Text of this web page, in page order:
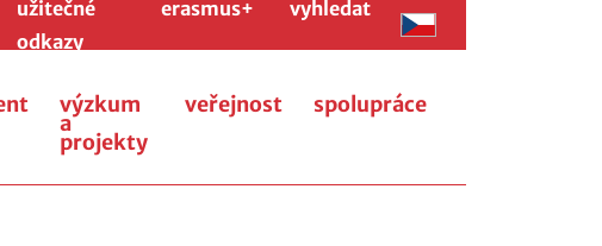
užitečné
odkazy
erasmus+ vyhledat
výzkum
a
projekty
veřejnost spolupráce